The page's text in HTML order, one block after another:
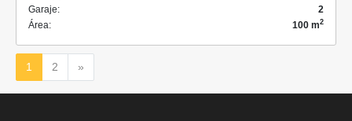
Garaje:
2
Área:
100 m2
1 2 »